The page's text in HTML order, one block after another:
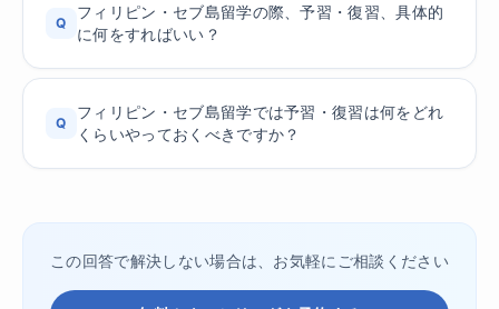
Q
フィリピン・セブ島留学の際、予習・復習、具体的
に何をすればいい？
Q
フィリピン・セブ島留学では予習・復習は何をどれ
くらいやっておくべきですか？
この回答で解決しない場合は、お気軽にご相談ください